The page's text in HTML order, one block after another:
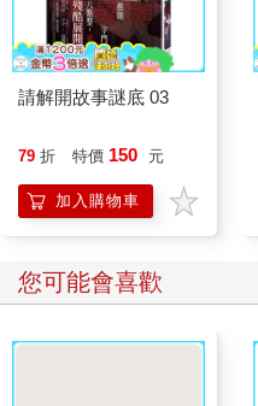
請解開故事謎底 03
79 折 特價 150 元
加入購物車
您可能會喜歡